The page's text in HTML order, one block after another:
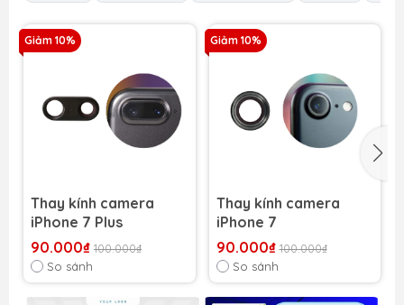
Giảm 10%
Thay kính camera
iPhone 7 Plus
90.000₫ 100.000₫
So sánh
Giảm 10%
Thay kính camera
iPhone 7
90.000₫ 100.000₫
So sánh